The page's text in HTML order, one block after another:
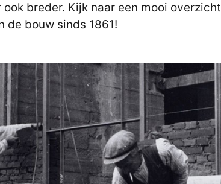
breder. Kijk naar een mooi overzicht
de bouw sinds 1861!